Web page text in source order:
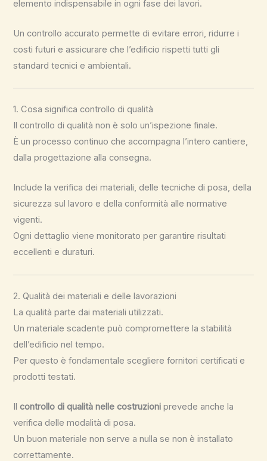
elemento indispensabile in ogni fase dei lavori.
Un controllo accurato permette di evitare errori, ridurre i
costi futuri e assicurare che l’edificio rispetti tutti gli
standard tecnici e ambientali.
1. Cosa significa controllo di qualità
Il controllo di qualità non è solo un’ispezione finale.
È un processo continuo che accompagna l’intero cantiere,
dalla progettazione alla consegna.
Include la verifica dei materiali, delle tecniche di posa, della
sicurezza sul lavoro e della conformità alle normative
vigenti.
Ogni dettaglio viene monitorato per garantire risultati
eccellenti e duraturi.
2. Qualità dei materiali e delle lavorazioni
La qualità parte dai materiali utilizzati.
Un materiale scadente può compromettere la stabilità
dell’edificio nel tempo.
Per questo è fondamentale scegliere fornitori certificati e
prodotti testati.
Ilcontrollo di qualità nelle costruzioni prevede anche la
verifica delle modalità di posa.
Un buon materiale non serve a nulla se non è installato
correttamente.